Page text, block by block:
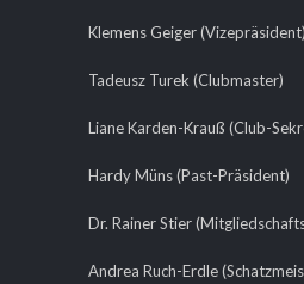
Klemens Geiger (Vizepräsident)
Tadeusz Turek (Clubmaster)
Liane Karden-Krauß (Club-
Hardy Müns (Past-Präsident)
Dr. Rainer Stier
Andrea Ruch-Erdle